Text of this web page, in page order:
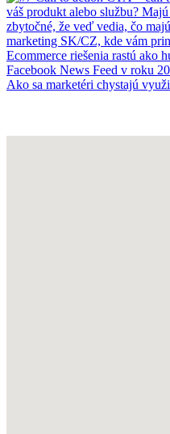
Ecommerce riešenia rastú ako
Facebook News Feed v roku
Ako sa marketéri chystajú